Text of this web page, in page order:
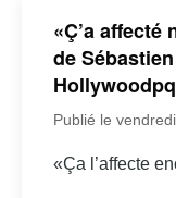
«Ç’a affecté
de
Publié le
«Ça l’affecte